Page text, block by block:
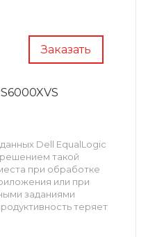
Заказать
Dell EqualLogic
такой
при обработке
или при
заданиями
теряет